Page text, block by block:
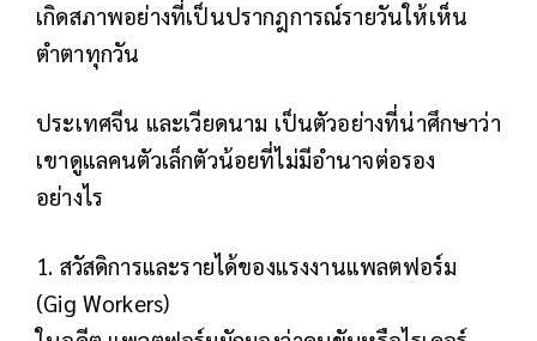
เกิดสภาพอย่างที่เป็นปรากฎการณ์รายวันให้เห็น
ตำตาทุกวัน
ประเทศจีน และเวียดนาม เป็นตัวอย่างที่น่าศึกษาว่า
เขาดูแลคนตัวเล็กตัวน้อยที่ไม่มีอำนาจต่อรอง
อย่างไร
1. สวัสดิการและรายได้ของแรงงานแพลตฟอร์ม
(Gig Workers)